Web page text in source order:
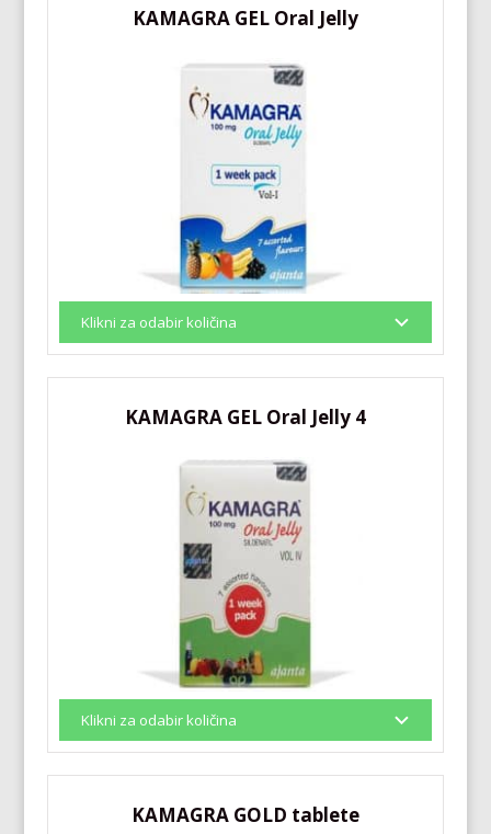
KAMAGRA GEL Oral Jelly
KAMAGRA GEL Oral Jelly 4
KAMAGRA GOLD tablete